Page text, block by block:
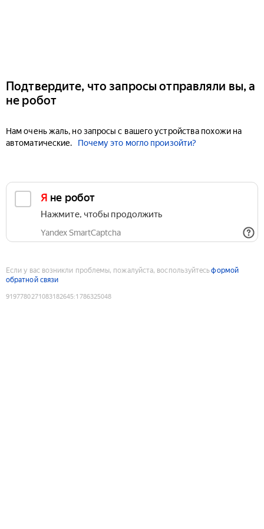
Подтвердите, что запросы отправляли вы, а
не робот
Нам очень жаль, но запросы с вашего устройства похожи на
автоматические.
Почему это могло произойти?
Я не робот
Нажмите, чтобы продолжить
Yandex SmartCaptcha
Если у вас возникли проблемы, пожалуйста, воспользуйтесьформой
обратной связи
9197780271083182645:1786325048